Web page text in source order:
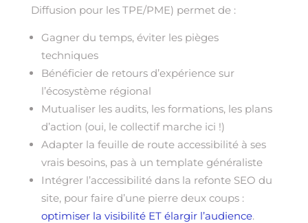
Diffusion pour les TPE/PME) permet de :
Gagner du temps, éviter les pièges
techniques
Bénéficier de retours d’expérience sur
l’écosystème régional
Mutualiser les audits, les formations, les plans
d’action (oui, le collectif marche ici !)
Adapter la feuille de route accessibilité à ses
vrais besoins, pas à un template généraliste
Intégrer l’accessibilité dans la refonte SEO du
site, pour faire d’une pierre deux coups :
optimiser la visibilité ET élargir l’audience.